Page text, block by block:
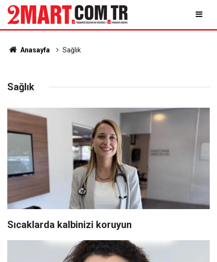
Anasayfa Sağlık
Sağlık
Sıcaklarda kalbinizi koruyun